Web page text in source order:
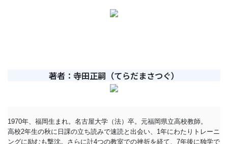
著者：寺田正嗣（てらだまさつぐ）
1970年、福岡生まれ。名古屋大学（法）卒。元福岡県立高校教師。
高校2年生の秋に日課の立ち読みで速読と出会い、1年にわたりトレーニ
ングに励むも撃沈。さらに計4つの教室での挫折を経て、7年後に独学で